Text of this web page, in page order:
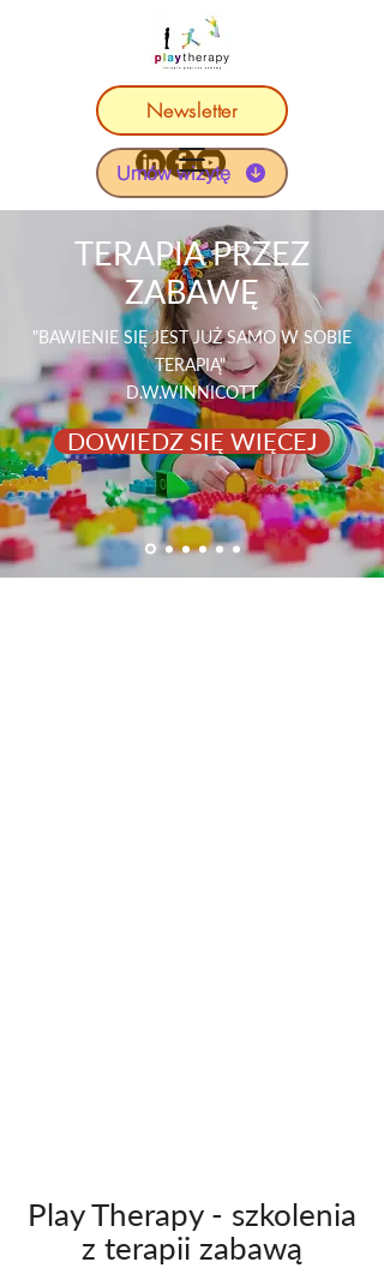
Umów wizytę
Newsletter
TERAPIA PRZEZ
ZABAWĘ
"BAWIENIE SIĘ JEST JUŻ SAMO W SOBIE
TERAPIĄ"
D.W.WINNICOTT
DOWIEDZ SIĘ WIĘCEJ
Play Therapy - szkolenia
z terapii zabawą